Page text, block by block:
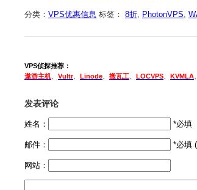
分类： VPS优惠信息 标签： 8折 PhotonVPS
VPS侦探推荐：
遨游主机
Vultr、 Linode 搬瓦工 LOCVPS KVMLA
发表评论
姓名： *必填
邮件： *必填
网站：